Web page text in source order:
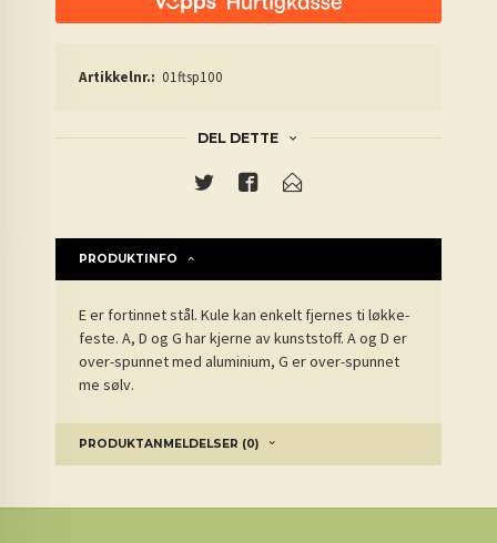
Artikkelnr.: 01ftsp100
DEL DETTE
PRODUKTINFO
E er fortinnet stål. Kule kan enkelt fjernes ti løkke-
feste. A, D og G har kjerne av kunststoff. A og D er
over-spunnet med aluminium, G er over-spunnet
me sølv.
PRODUKTANMELDELSER (0)